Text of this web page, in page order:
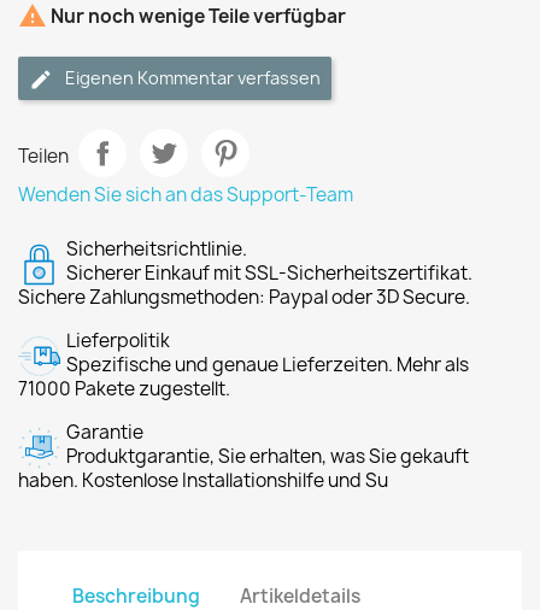
 Nur noch wenige Teile verfügbar
Eigenen Kommentar verfassen
Teilen
Wenden Sie sich an das Support-Team
Sicherheitsrichtlinie.
Sicherer Einkauf mit SSL-Sicherheitszertifikat.
Sichere Zahlungsmethoden: Paypal oder 3D Secure.
Lieferpolitik
Spezifische und genaue Lieferzeiten. Mehr als
71000 Pakete zugestellt.
Garantie
Produktgarantie, Sie erhalten, was Sie gekauft
haben. Kostenlose Installationshilfe und Su
Beschreibung Artikeldetails